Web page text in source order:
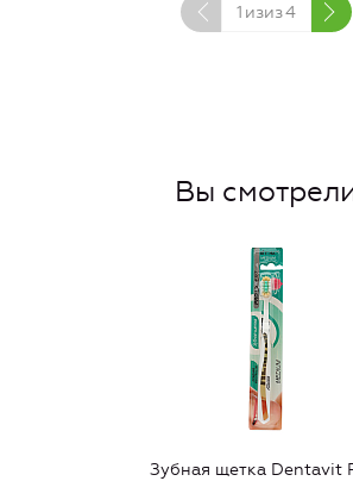
1 изиз4
Вы
Зубная щетка Dentavit